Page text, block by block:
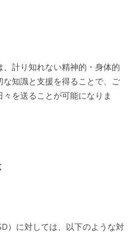
計り知れない精神的・身体的
知識と支援を得ることで、ご
を送ることが可能になりま
）に対しては、以下のような対